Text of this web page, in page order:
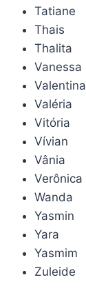
Tatiane
Thais
Thalita
Vanessa
Valentina
Valéria
Vitória
Vívian
Vânia
Verônica
Wanda
Yasmin
Yara
Yasmim
Zuleide